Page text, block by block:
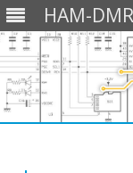
HAM-DMR